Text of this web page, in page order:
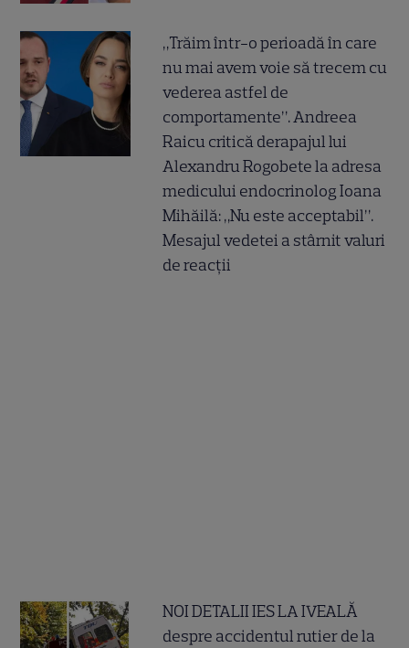
„Trăim într-o perioadă în care
nu mai avem voie să trecem cu
vederea astfel de
comportamente”. Andreea
Raicu critică derapajul lui
Alexandru Rogobete la adresa
medicului endocrinolog Ioana
Mihăilă: „Nu este acceptabil”.
Mesajul vedetei a stârnit valuri
de reacții
NOI DETALII IES LA IVEALĂ
despre accidentul rutier de la